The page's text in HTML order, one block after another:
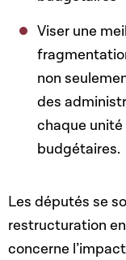
Viser une
non
des
chaque
budgétaires.
Les députés se
restructuration
concerne